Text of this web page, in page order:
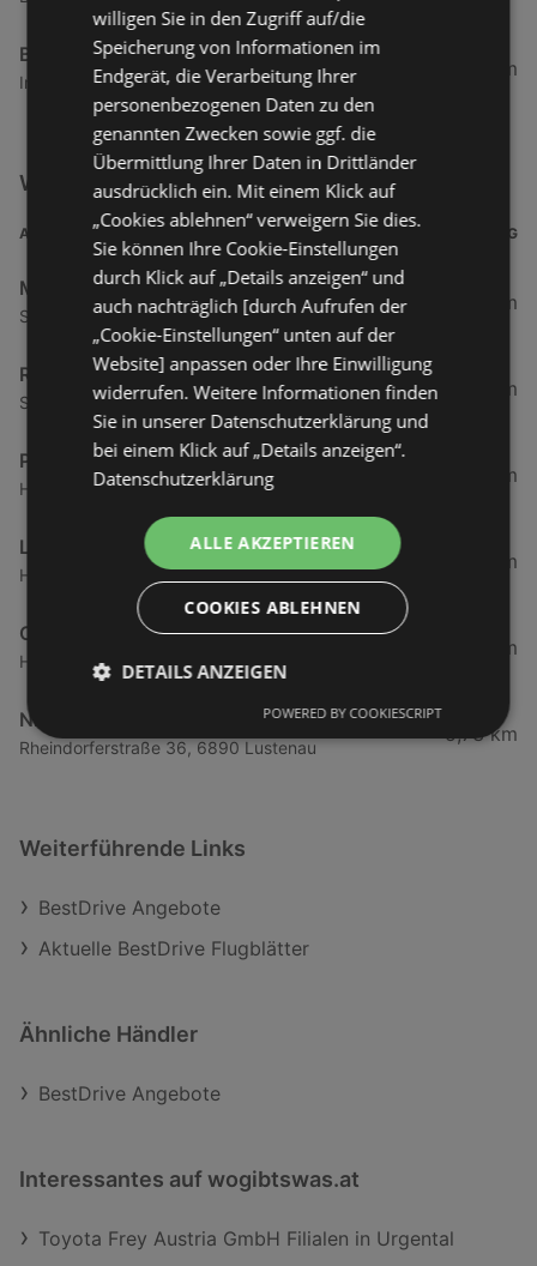
BP Austria
Im Buch 43, 6840 Goetzis
14,98 km
Weitere Auto & Tanken Filialen in der Nähe
ADRESSE ENTFERNUNG
Mazda Austria GmbH
Schwanenstraße 3, 6973 Höchst
4 km
RENAULT ÖSTERREICH GmbH
Schwanenstraße 3, 6973 Hoechst
4 km
Peugeot Austria Gesellschaft m.b.H.
Harderstraße 1, 6972 Fussach
5,27 km
Leitner GmbH & Co KG
Harderstraße 1, 6972 Fussach
5,3 km
OMV
Hagstraße 27, 6890 Lustenau
5,59 km
NISSAN
Rheindorferstraße 36, 6890 Lustenau
5,73 km
Weiterführende Links
BestDrive Angebote
Aktuelle BestDrive Flugblätter
Ähnliche Händler
BestDrive Angebote
Interessantes auf wogibtswas.at
Toyota Frey Austria GmbH Filialen in Urgental
willigen Sie in den Zugriff auf/die
Speicherung von Informationen im
Endgerät, die Verarbeitung Ihrer
personenbezogenen Daten zu den
genannten Zwecken sowie ggf. die
Übermittlung Ihrer Daten in Drittländer
ausdrücklich ein. Mit einem Klick auf
„Cookies ablehnen“ verweigern Sie dies.
Sie können Ihre Cookie-Einstellungen
durch Klick auf „Details anzeigen“ und
auch nachträglich [durch Aufrufen der
„Cookie-Einstellungen“ unten auf der
Website] anpassen oder Ihre Einwilligung
widerrufen. Weitere Informationen finden
Sie in unserer Datenschutzerklärung und
bei einem Klick auf „Details anzeigen“.
Datenschutzerklärung
ALLE AKZEPTIEREN
COOKIES ABLEHNEN
DETAILS ANZEIGEN
POWERED BY COOKIESCRIPT